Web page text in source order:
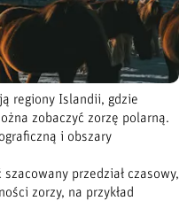
regiony Islandii, gdzie
zobaczyć zorzę polarną.
i obszary
przedział czasowy,
zorzy, na przykład